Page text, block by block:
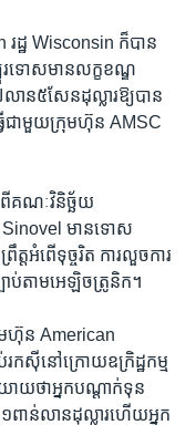
រដ្ឋ Wisconsin ក៏បាន
រទោសមានលក្ខខណ្ឌ
ាន៥សែនដុល្លារឱ្យបាន
ើជាមួយក្រុមហ៊ុន AMSC
គណៈវិនិច្ឆ័យ
មានទោស
តអំពើទុច្ចរិត ការលួចការ
ាប់តាមអេឡិចត្រូនិក។
ហ៊ុន American
កស៊ីនៅក្រោយឧក្រិដ្ឋកម្ម
ាយថាអ្នកបណ្តាក់ទុន
ាន់លានដុល្លារហើយអ្នក